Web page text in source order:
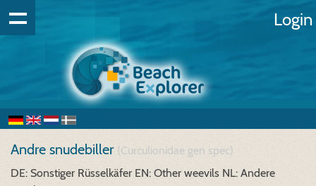
Login
Andre snudebiller (Curculionidae gen spec)
DE: Sonstiger Rüsselkäfer EN: Other weevils NL: Andere